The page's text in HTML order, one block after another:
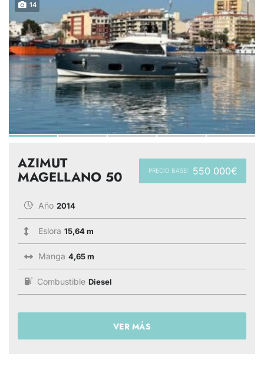
14
PRECIO BASE: 550 000€
AZIMUT
MAGELLANO 50
Año 2014
Eslora 15,64 m
Manga 4,65 m
Combustible Diesel
VER MÁS